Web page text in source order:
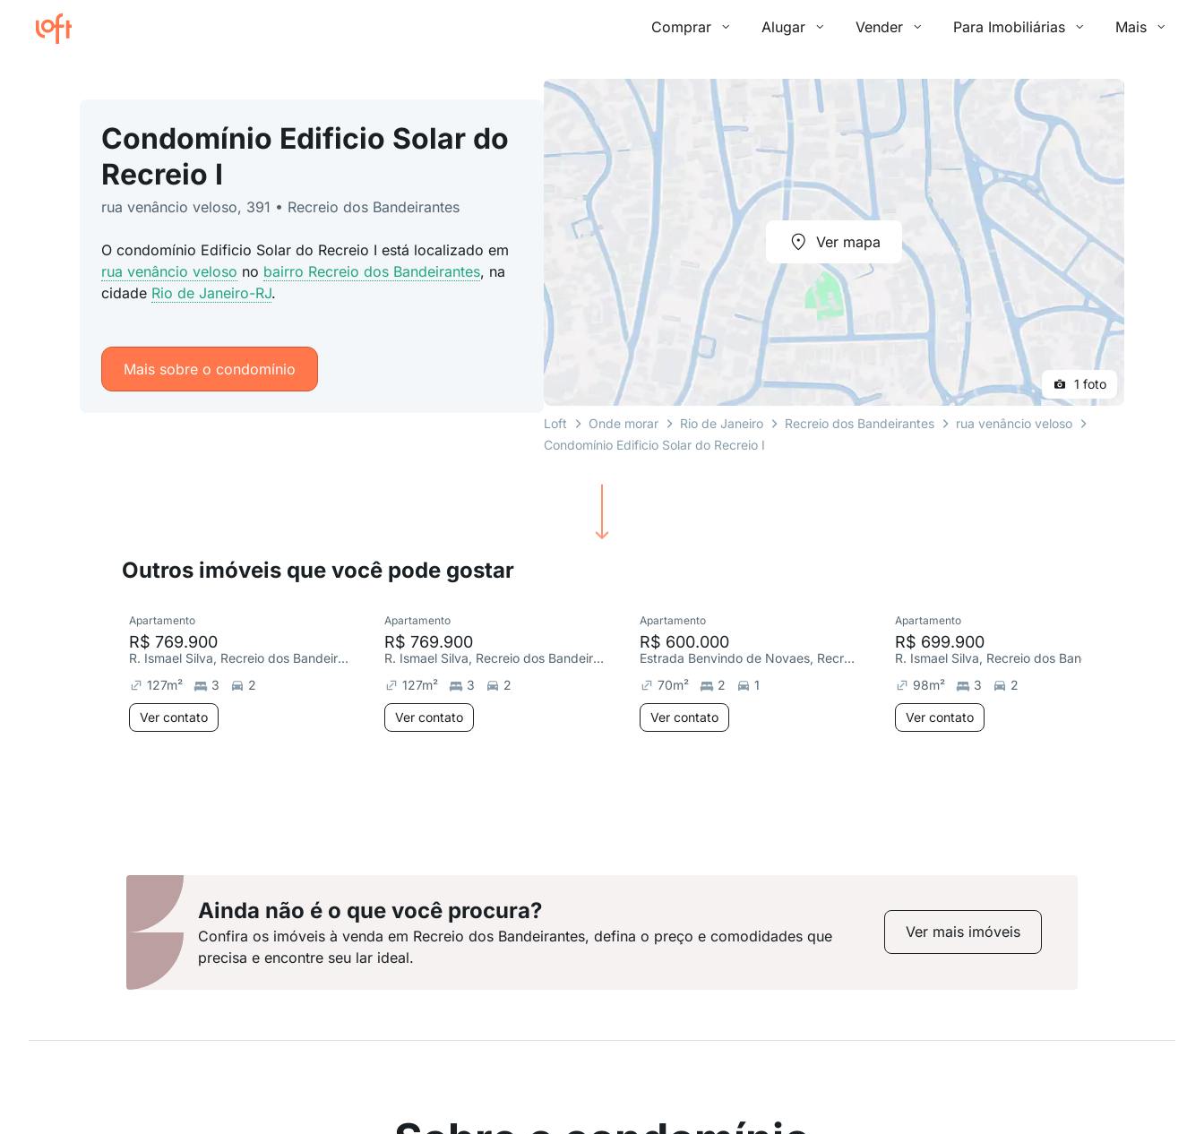
Comprar Alugar Vender Para Imobiliárias Mais
Condomínio Edificio Solar do
Recreio I
rua venâncio veloso, 391 • Recreio dos Bandeirantes
O condomínio Edificio Solar do Recreio I está localizado em
rua venâncio veloso no bairro Recreio dos Bandeirantes, na
cidade Rio de Janeiro-RJ.
Mais sobre o condomínio
Ver mapa
1 foto
Loft Onde morar Rio de Janeiro Recreio dos Bandeirantes
rua venâncio veloso
Condomínio Edificio Solar do Recreio I
Outros imóveis que você pode gostar
Apartamento
R$ 769.900
R. Ismael Silva, Recreio dos Bandeirantes
127m² 3 2
Ver contato
Apartamento
R$ 769.900
R. Ismael Silva, Recreio dos Bandeirantes
127m² 3 2
Ver contato
Apartamento
R$ 600.000
Estrada Benvindo de Novaes, Recreio dos Bandeirantes
70m² 2 1
Ver contato
Apartamento
R$ 699.900
98m² 3 2
Ver contato
Ainda não é o que você procura?
Confira os imóveis à venda em Recreio dos Bandeirantes, defina o preço e comodidades que
precisa e encontre seu lar ideal.
Ver mais imóveis